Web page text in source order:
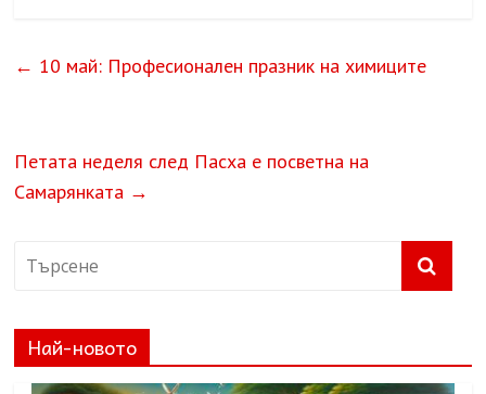
← 10 май: Професионален празник на химиците
Петата неделя след Пасха е посветна на
Самарянката →
Най-новото